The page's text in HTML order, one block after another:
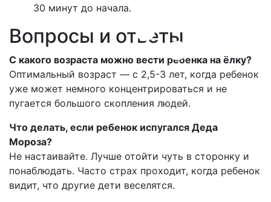
30 минут до начала.
Вопросы и ответы
С какого возраста можно вести ребенка на ёлку?
Оптимальный возраст — с 2,5-3 лет, когда ребенок
уже может немного концентрироваться и не
пугается большого скопления людей.
Что делать, если ребенок испугался Деда
Мороза?
Не настаивайте. Лучше отойти чуть в сторонку и
понаблюдать. Часто страх проходит, когда ребенок
видит, что другие дети веселятся.